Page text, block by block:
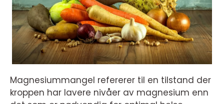
Magnesiummangel refererer til en tilstand der
kroppen har lavere nivåer av magnesium enn